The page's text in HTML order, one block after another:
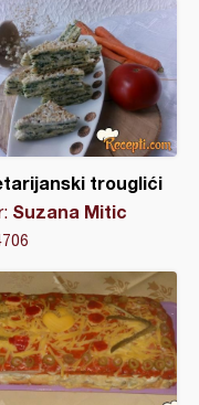
trouglići
Suzana Mitic